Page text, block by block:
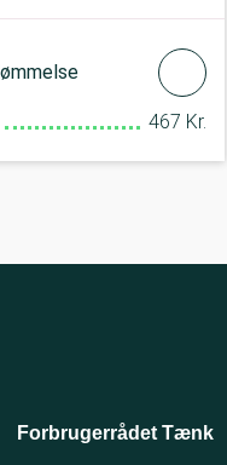
467 Kr.
Forbrugerrådet Tænk